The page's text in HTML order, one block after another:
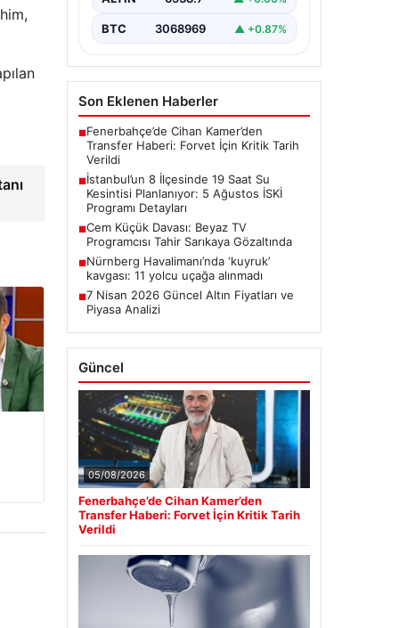
onarım çalışmaları kapsamında…
BTC 3068969 ▲ +0.87%
Son Eklenen Haberler
■Fenerbahçe’de Cihan Kamer’den
Transfer Haberi: Forvet İçin Kritik Tarih
Verildi
■İstanbul’un 8 İlçesinde 19 Saat Su
Kesintisi Planlanıyor: 5 Ağustos İSKİ
Programı Detayları
■Cem Küçük Davası: Beyaz TV
Programcısı Tahir Sarıkaya Gözaltında
■Nürnberg Havalimanı’nda ‘kuyruk’
kavgası: 11 yolcu uçağa alınmadı
■7 Nisan 2026 Güncel Altın Fiyatları ve
Piyasa Analizi
Güncel
05/08/2026
Fenerbahçe’de Cihan Kamer’den
Transfer Haberi: Forvet İçin Kritik Tarih
Verildi